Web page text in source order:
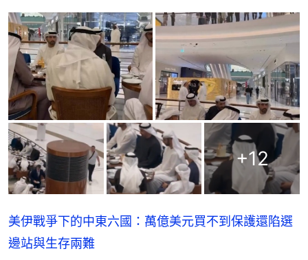
+12
美伊戰爭下的中東六國：萬億美元買不到保護還陷選
邊站與生存兩難